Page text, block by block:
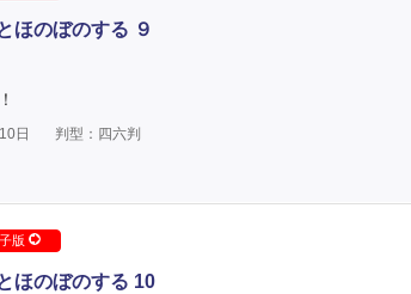
ほのぼのする ９
日 判型：四六判
版
ほのぼのする 10